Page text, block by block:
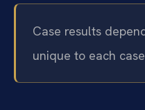
Case results
unique to each